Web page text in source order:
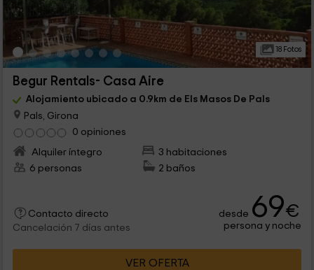
18 Fotos
Begur Rentals- Casa Aire
Alojamiento ubicado a 0.9km de Els Masos De Pals
Pals, Girona
0 opiniones
Alquiler íntegro
3 habitaciones
6 personas
2 baños
Contacto directo
Cancelación 7 días antes
desde 69€
persona y noche
VER OFERTA